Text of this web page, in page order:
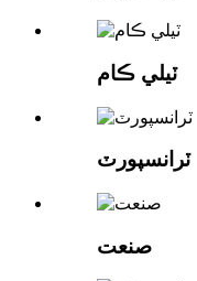
ٽيلي ڪام
ٽرانسپورٽ
صنعت